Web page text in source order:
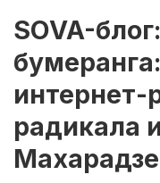
SOVA-
интернет-
радикала
Махарадзе